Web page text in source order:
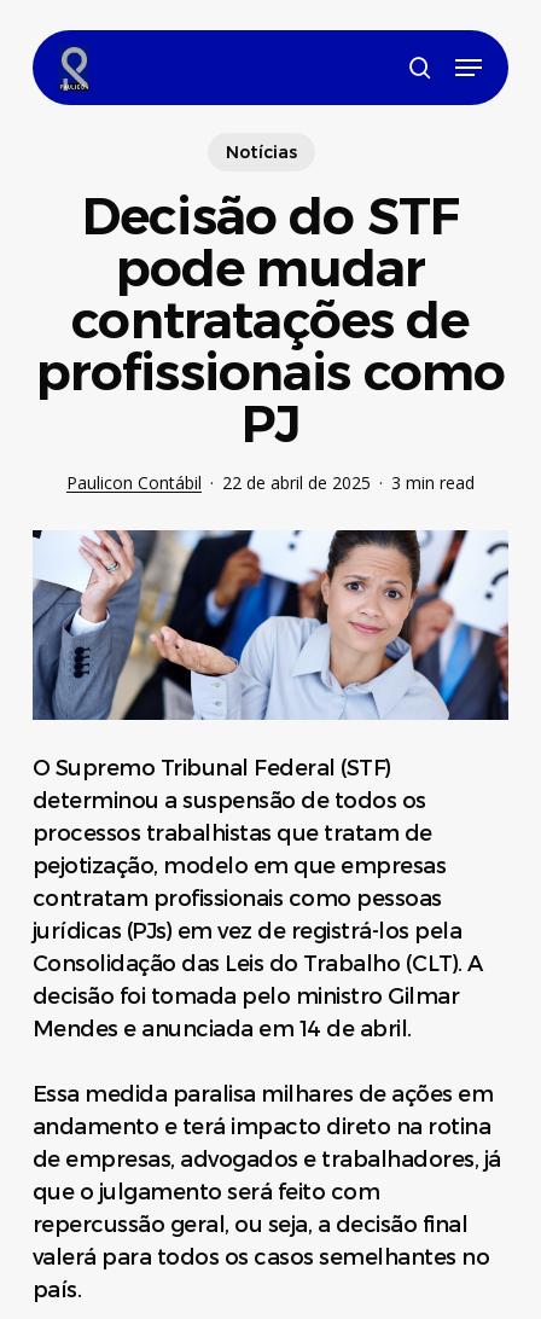
main
content
search
Menu
Notícias
Decisão do STF
pode mudar
contratações de
profissionais como
PJ
Paulicon Contábil 22 de abril de 2025 3 min read
O Supremo Tribunal Federal (STF)
determinou a suspensão de todos os
processos trabalhistas que tratam de
pejotização, modelo em que empresas
contratam profissionais como pessoas
jurídicas (PJs) em vez de registrá-los pela
Consolidação das Leis do Trabalho (CLT). A
decisão foi tomada pelo ministro Gilmar
Mendes e anunciada em 14 de abril.
Essa medida paralisa milhares de ações em
andamento e terá impacto direto na rotina
de empresas, advogados e trabalhadores, já
que o julgamento será feito com
repercussão geral, ou seja, a decisão final
valerá para todos os casos semelhantes no
país.